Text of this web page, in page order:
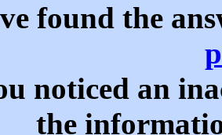
found the
noticed an
the